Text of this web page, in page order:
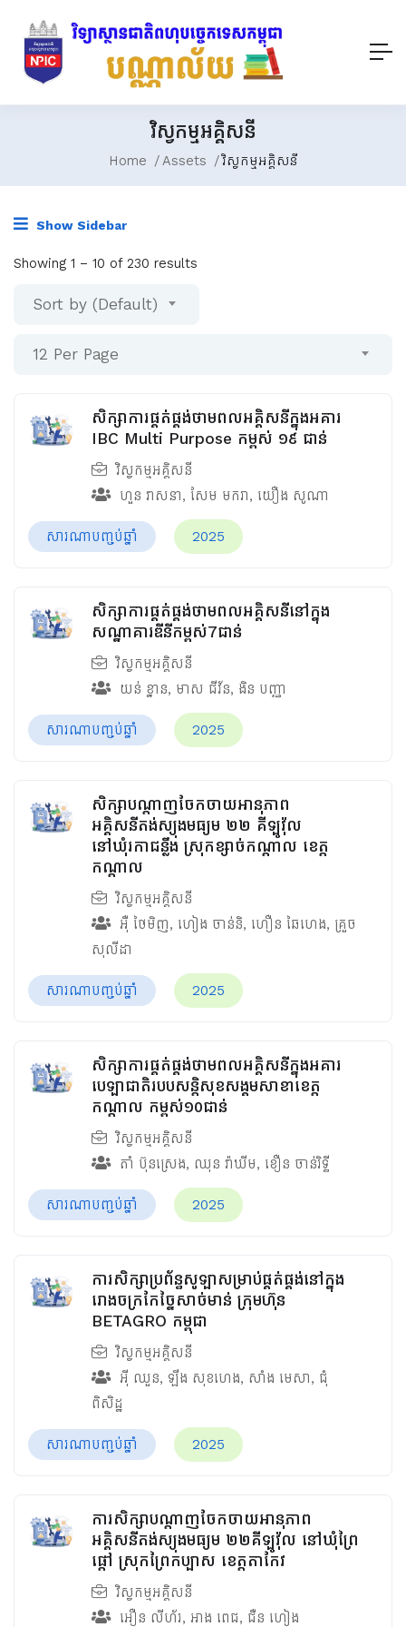
វិស្វកម្មអគ្គិសនី
Home Assets វិស្វកម្មអគ្គិសនី
Show Sidebar
Showing 1 – 10 of 230 results
Sort by (Default)
12 Per Page
សិក្សាការផ្គត់ផ្គង់ថាមពលអគ្គិសនីក្នុងអគារ
IBC Multi Purpose កម្ពស់ ១៩ ជាន់
វិស្វកម្មអគ្គិសនី
ហួន​ វាសនា, សែម មករា, យឿង សូណា
សារណាបញ្ចប់ឆ្នាំ 2025
សិក្សាការផ្គត់ផ្គង់ថាមពលអគ្គិសនីនៅក្នុង
សណ្ឋាគារឌីនីកម្ពស់7ជាន់
វិស្វកម្មអគ្គិសនី
យន់ ខ្នាន, មាស ជីវ័ន, ងិន បញ្ញា
សារណាបញ្ចប់ឆ្នាំ 2025
សិក្សាបណ្តាញចែកចាយអានុភាព
អគ្គិសនីតង់ស្យុងមធ្យម ២២ គីឡូវ៉ុល
នៅឃុំរកាជន្លឹង ស្រុកខ្សាច់កណ្ដាល ខេត្ត
កណ្ដាល
វិស្វកម្មអគ្គិសនី
អ៊ឺ ថៃមិញ, ហៀង ចាន់និ, ហឿន ឆៃហេង, គ្រួច
សុលីដា
សារណាបញ្ចប់ឆ្នាំ 2025
សិក្សាការផ្គត់ផ្គង់ថាមពលអគ្គិសនីក្នុងអគារ
បេឡាជាតិរបបសន្តិសុខ​សង្គមសាខាខេត្ត
កណ្តាល កម្ពស់១០ជាន់
វិស្វកម្មអគ្គិសនី
តាំ ប៊ុនស្រេង, ឈុន វ៉ាឃីម​, ខឿន ចាន់រិទ្ធី​
សារណាបញ្ចប់ឆ្នាំ 2025
ការសិក្សាប្រព័ន្ធសូឡាសម្រាប់ផ្គត់ផ្គង់នៅក្នុង
រោងចក្រកែច្នៃសាច់មាន់ ក្រុមហ៊ុន
BETAGRO ​កម្ពុជា
វិស្វកម្មអគ្គិសនី
អ៊ី ឈួន, ឡឹង សុខហេង, សាំង មេសា, ជុំ
ពិសិដ្ឋ
សារណាបញ្ចប់ឆ្នាំ 2025
ការសិក្សាបណ្ដាញចែកចាយអានុភាព
អគ្គិសនីតង់ស្យុងមធ្យម ២២គីឡូវ៉ុល នៅឃុំព្រៃ
ផ្ដៅ ស្រុកព្រៃកប្បាស ខេត្តតាកែវ
វិស្វកម្មអគ្គិសនី
អឿន លីហ័រ, អាង ពេជ, ជឺន ហៀង